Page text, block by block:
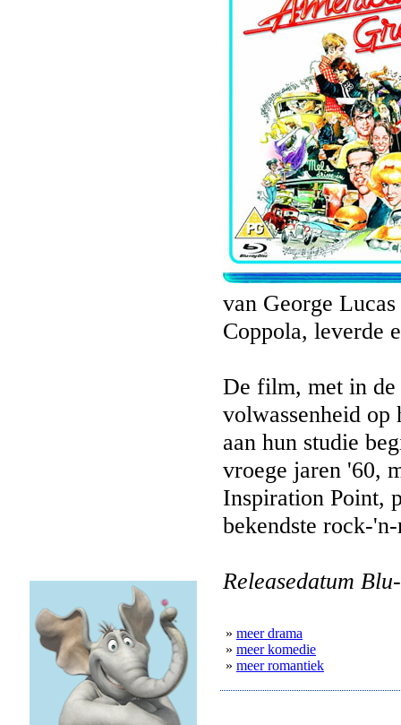
van George
Coppola, leverde
De film, met in
volwassenheid op
aan hun studie
vroege jaren '60,
Inspiration Point,
bekendste rock-
Releasedatum
» meer drama
» meer komedie
» meer romantiek